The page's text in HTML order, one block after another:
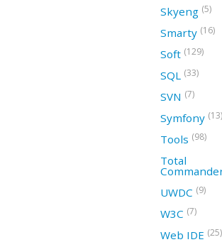
Skyeng (5)
Smarty (16)
Soft (129)
SQL (33)
SVN (7)
Symfony (13)
Tools (98)
Total
UWDC (9)
W3C (7)
Web IDE (25)